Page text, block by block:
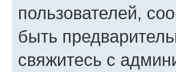
пользователей,
быть
свяжитесь с